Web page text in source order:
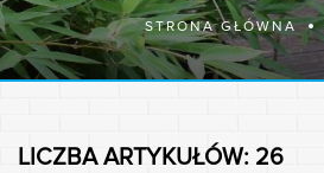
STRONA GŁÓWNA
LICZBA ARTYKUŁÓW: 26